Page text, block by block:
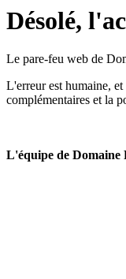
Désolé,
Le pare-feu web de
L'erreur est humaine,
complémentaires et la
L'équipe de Domaine